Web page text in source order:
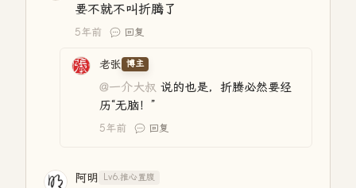
要不就不叫折腾了
5年前 回复
老张 博主
@一介大叔 说的也是，折腾必然要经
历“无脑！”
5年前 回复
阿明 Lv6.推心置腹